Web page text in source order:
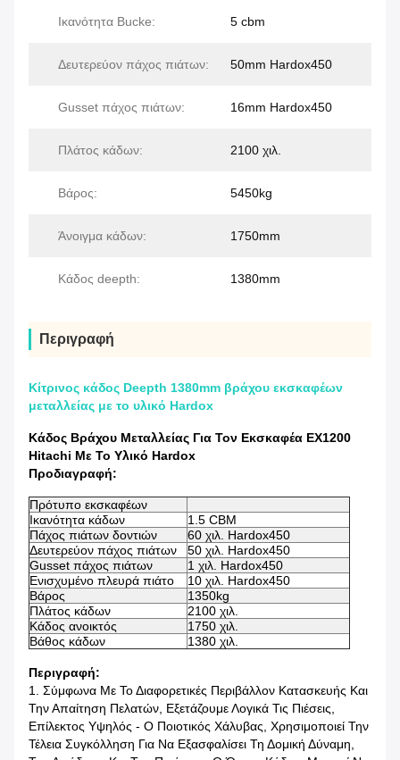
Ικανότητα Bucke: 5 cbm
Δευτερεύον πάχος πιάτων: 50mm Hardox450
Gusset πάχος πιάτων: 16mm Hardox450
Πλάτος κάδων: 2100 χιλ.
Βάρος: 5450kg
Άνοιγμα κάδων: 1750mm
Κάδος deepth: 1380mm
Περιγραφή
Κίτρινος κάδος Deepth 1380mm βράχου εκσκαφέων
μεταλλείας με το υλικό Hardox
Κάδος Βράχου Μεταλλείας Για Τον Εκσκαφέα EX1200
Hitachi Με Το Υλικό Hardox
Προδιαγραφή:
Πρότυπο εκσκαφέων
Ικανότητα κάδων
1.5 CBM
Πάχος πιάτων δοντιών
60 χιλ. Hardox450
Δευτερεύον πάχος πιάτων
50 χιλ. Hardox450
Gusset πάχος πιάτων
1 χιλ. Hardox450
Ενισχυμένο πλευρά πιάτο
10 χιλ. Hardox450
Βάρος
1350kg
Πλάτος κάδων
2100 χιλ.
Κάδος ανοικτός
1750 χιλ.
Βάθος κάδων
1380 χιλ.
Περιγραφή:
1. Σύμφωνα Με Το Διαφορετικές Περιβάλλον Κατασκευής Και
Την Απαίτηση Πελατών, Εξετάζουμε Λογικά Τις Πιέσεις,
Επίλεκτος Υψηλός - Ο Ποιοτικός Χάλυβας, Χρησιμοποιεί Την
Τέλεια Συγκόλληση Για Να Εξασφαλίσει Τη Δομική Δύναμη,